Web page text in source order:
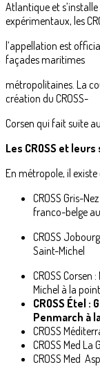
Atlantique et
expérimentaux, les
l’appellation est
façades maritimes
métropolitaines. La
création du CROSS-
Corsen qui fait suite
Les CROSS et
En métropole, il
CROSS Gris-
franco-belge
CROSS
Saint-Michel
CROSS
Michel à la
CROSS Étel :
Penmarch à
CROSS
CROSS Med
CROSS Med